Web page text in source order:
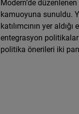
Modern’de
kamuoyuna sunuldu.
katılımcının yer
entegrasyon
politika önerileri iki
Flickr
Embed
Newsletter2go